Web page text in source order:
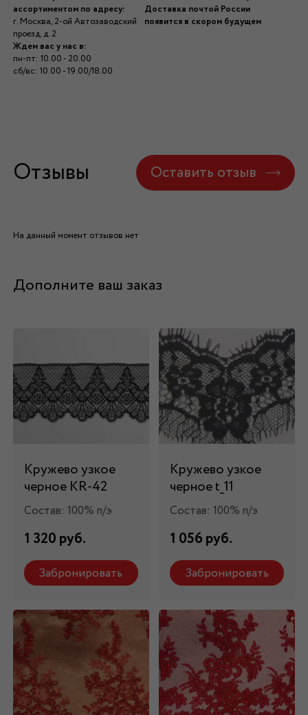
ассортиментом по адресу:
г. Москва, 2-ой Автозаводский
проезд, д. 2
Ждем вас у нас в:
пн-пт: 10.00 - 20.00
сб/вс: 10.00 - 19.00/18.00
Доставка почтой России
появится в скором будущем
Отзывы Оставить отзыв
На данный момент отзывов нет
Дополните ваш заказ
Кружево узкое
черное KR-42
Состав: 100% п/э
1 320 руб.
Забронировать
Кружево узкое
черное t_11
Состав: 100% п/э
1 056 руб.
Забронировать